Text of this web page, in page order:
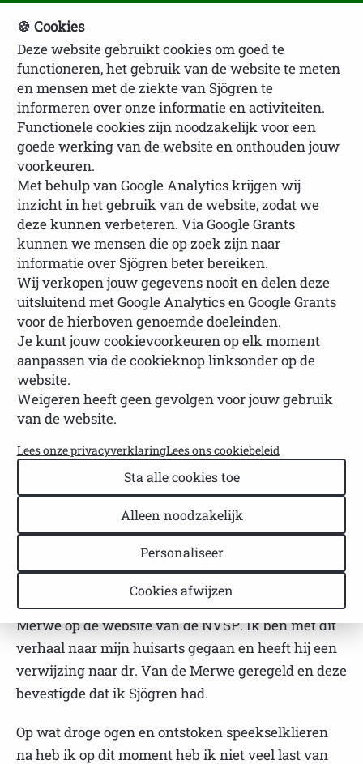
NVSP Ledenlogin
U bevindt zich hier: Homepage
Lotgenoten
Ervaringsverhalen lotgenoten
Ervaringsverhaal
Henk
Ervaringsverhaal Henk
NVSP
Leestijd: 1 minuut
Laatst bijgewerkt: 27 januari 2025
Mijn naam is Henk en ben 60 jaar jong
Na meer dan een jaar tobben met griepjes, mond-
en oogproblemen en vermoeidheid is bij mij in 2007
Sjögren vastgesteld. Nadat ik al een jaar bij een
internist liep en hij niets kon vinden heb ik op
Google alle problemen die ik had ingevoerd en
kwam uiteindelijk uit bij een artikel van dr. Van de
Merwe op de website van de NVSP. Ik ben met dit
verhaal naar mijn huisarts gegaan en heeft hij een
verwijzing naar dr. Van de Merwe geregeld en deze
bevestigde dat ik Sjögren had.
Op wat droge ogen en ontstoken speekselklieren
na heb ik op dit moment heb ik niet veel last van
🍪 Cookies
Deze website gebruikt cookies om goed te
functioneren, het gebruik van de website te meten
en mensen met de ziekte van Sjögren te
informeren over onze informatie en activiteiten.
Functionele cookies zijn noodzakelijk voor een
goede werking van de website en onthouden jouw
voorkeuren.
Met behulp van Google Analytics krijgen wij
inzicht in het gebruik van de website, zodat we
deze kunnen verbeteren. Via Google Grants
kunnen we mensen die op zoek zijn naar
informatie over Sjögren beter bereiken.
Wij verkopen jouw gegevens nooit en delen deze
uitsluitend met Google Analytics en Google Grants
voor de hierboven genoemde doeleinden.
Je kunt jouw cookievoorkeuren op elk moment
aanpassen via de cookieknop linksonder op de
website.
Weigeren heeft geen gevolgen voor jouw gebruik
van de website.
Lees onze privacyverklaringLees ons cookiebeleid
Sta alle cookies toe
Alleen noodzakelijk
Personaliseer
Cookies afwijzen